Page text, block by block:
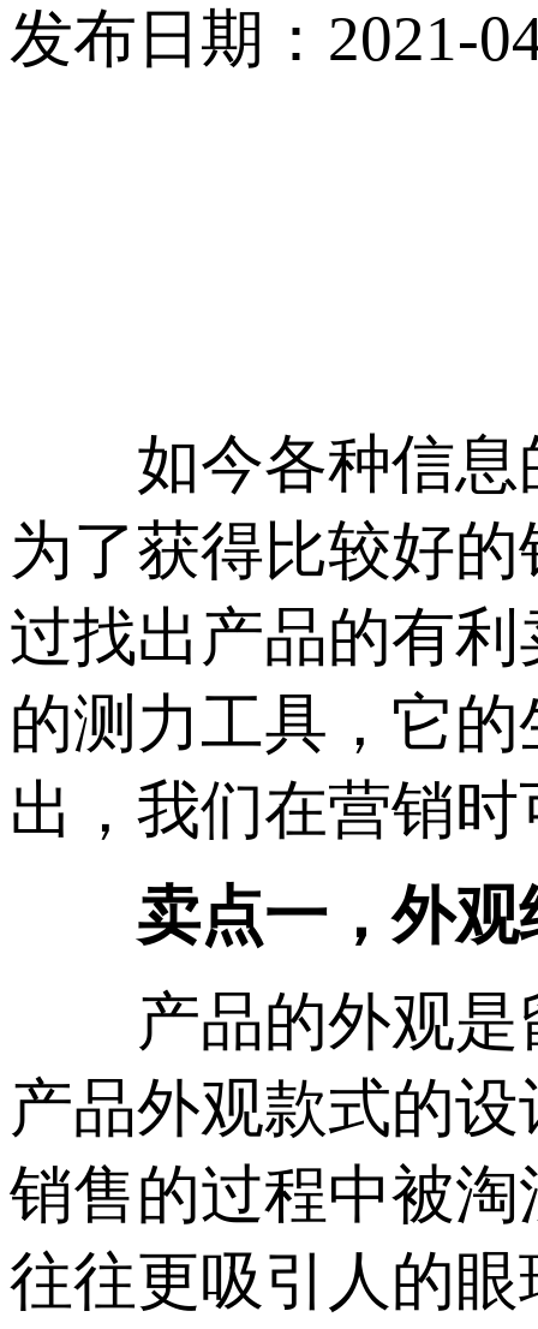
发布日期：2021-
如今各种信息
为了获得比较好
过找出产品的有
的测力工具，它
出，我们在营销
卖点一，外观
产品的外观是
产品外观款式的
销售的过程中被
往往更吸引人的